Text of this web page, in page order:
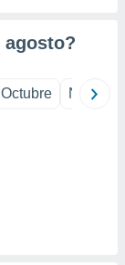
agosto?
Octubre